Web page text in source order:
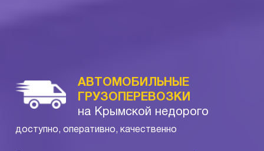
АВТОМОБИЛЬНЫЕ
ГРУЗОПЕРЕВОЗКИ
на Крымской недорого
доступно, оперативно, качественно